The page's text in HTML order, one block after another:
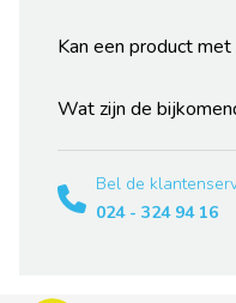
Kan een product
Wat zijn de
Bel de
024 - 324 94 16